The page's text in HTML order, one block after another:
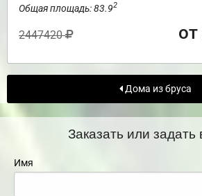
Общая площадь: 83.92
2447420
Дома из бруса
Заказать или задать
Имя